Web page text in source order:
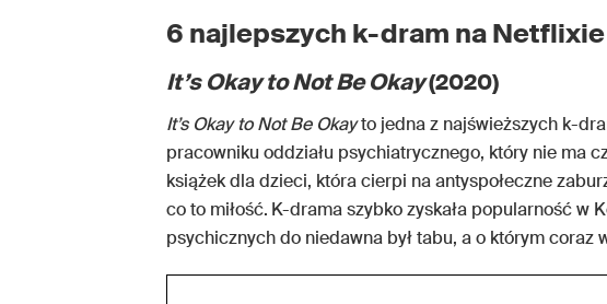
6 najlepszych k-dram na Netflixie
It’s Okay to Not Be Okay(2020)
It’s Okay to Not Be Okayto jedna z najświeższych k-
pracowniku oddziału psychiatrycznego, który nie ma
książek dla dzieci, która cierpi na antyspołeczne
co to miłość. K-drama szybko zyskała popularność w
psychicznych do niedawna był tabu, a o którym coraz